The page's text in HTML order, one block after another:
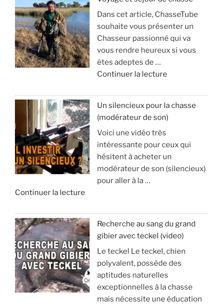
B
a
l
l
e
a
p
o
p
h
y
s
à
v
o
i
r
p
o
Dans cet article, ChasseTube
souhaite vous présenter un
Chasseur passionné qui va
vous rendre heureux si vous
êtes adeptes de …
Continuer la lecture
«
V
y
a
g
s
é
j
o
u
r
d
e
Un silencieux pour la chasse
(modérateur de son)
Voici une vidéo très
intéressante pour ceux qui
hésitent à acheter un
modérateur de son (silencieux)
pour aller à la …
Continuer la lecture
«
U
n
s
i
l
Recherche au sang du grand
gibier avec teckel (video)
Le teckel Le teckel, chien
polyvalent, possède des
aptitudes naturelles
exceptionnelles à la chasse
mais nécessite une éducation